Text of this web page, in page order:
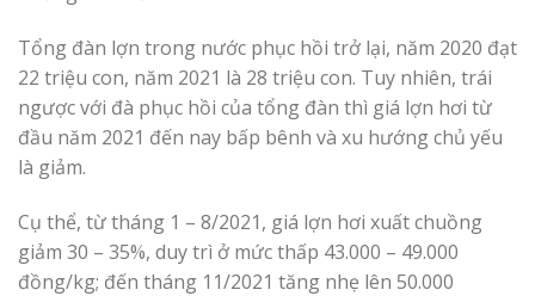
Tổng đàn lợn trong nước phục hồi trở lại, năm 2020 đạt
22 triệu con, năm 2021 là 28 triệu con. Tuy nhiên, trái
ngược với đà phục hồi của tổng đàn thì giá lợn hơi từ
đầu năm 2021 đến nay bấp bênh và xu hướng chủ yếu
là giảm.
Cụ thể, từ tháng 1 – 8/2021, giá lợn hơi xuất chuồng
giảm 30 – 35%, duy trì ở mức thấp 43.000 – 49.000
đồng/kg; đến tháng 11/2021 tăng nhẹ lên 50.000